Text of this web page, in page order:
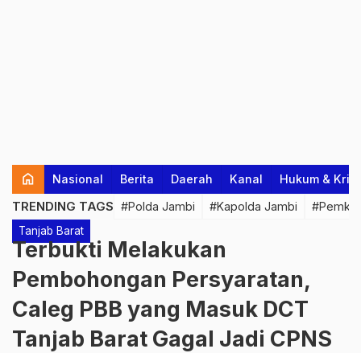
home Nasional Berita Daerah Kanal Hukum &
TRENDING TAGS #Polda Jambi #Kapolda Jambi
Tanjab Barat
Terbukti Melakukan
Pembohongan Persyaratan,
Caleg PBB yang Masuk DCT
Tanjab Barat Gagal Jadi CPNS